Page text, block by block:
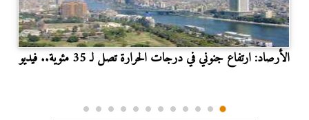
الأرصاد: ارتفاع جنوني في درجات الحرارة تصل لـ 35 مئوية.. فيديو